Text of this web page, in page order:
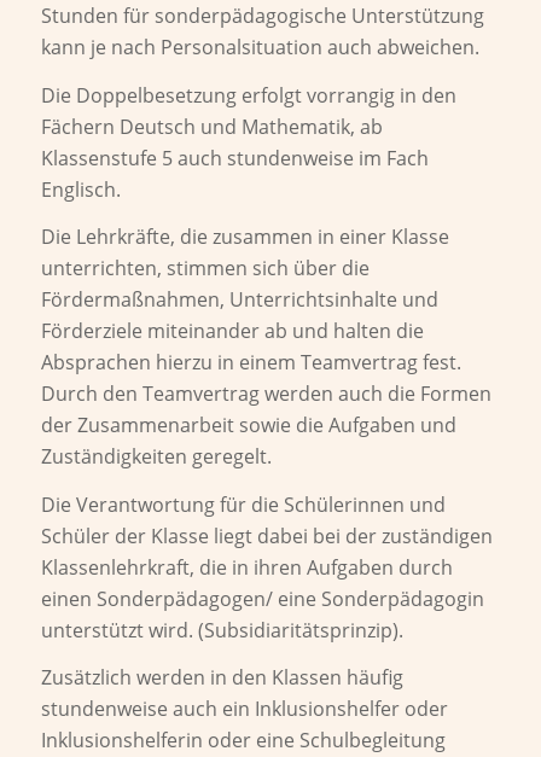
Stunden für sonderpädagogische Unterstützung
kann je nach Personalsituation auch abweichen.
Die Doppelbesetzung erfolgt vorrangig in den
Fächern Deutsch und Mathematik, ab
Klassenstufe 5 auch stundenweise im Fach
Englisch.
Die Lehrkräfte, die zusammen in einer Klasse
unterrichten, stimmen sich über die
Fördermaßnahmen, Unterrichtsinhalte und
Förderziele miteinander ab und halten die
Absprachen hierzu in einem Teamvertrag fest.
Durch den Teamvertrag werden auch die Formen
der Zusammenarbeit sowie die Aufgaben und
Zuständigkeiten geregelt.
Die Verantwortung für die Schülerinnen und
Schüler der Klasse liegt dabei bei der zuständigen
Klassenlehrkraft, die in ihren Aufgaben durch
einen Sonderpädagogen/ eine Sonderpädagogin
unterstützt wird. (Subsidiaritätsprinzip).
Zusätzlich werden in den Klassen häufig
stundenweise auch ein Inklusionshelfer oder
Inklusionshelferin oder eine Schulbegleitung